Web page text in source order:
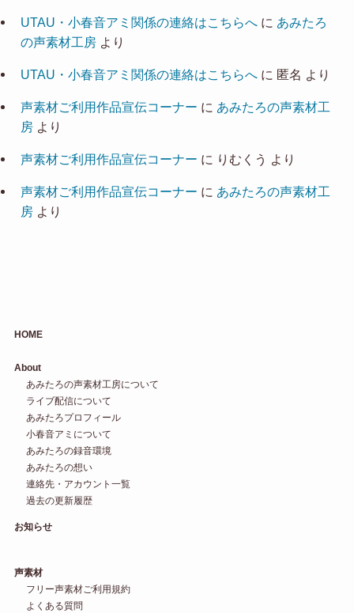
UTAU・小春音アミ関係の連絡はこちらへに あみたろ
の声素材工房より
UTAU・小春音アミ関係の連絡はこちらへに 匿名 より
声素材ご利用作品宣伝コーナー に あみたろの声素材工
房より
声素材ご利用作品宣伝コーナー に りむくう より
声素材ご利用作品宣伝コーナー に あみたろの声素材工
房より
HOME
About
あみたろの声素材工房について
ライブ配信について
あみたろプロフィール
小春音アミについて
あみたろの録音環境
あみたろの想い
連絡先・アカウント一覧
過去の更新履歴
お知らせ
声素材
フリー声素材ご利用規約
よくある質問